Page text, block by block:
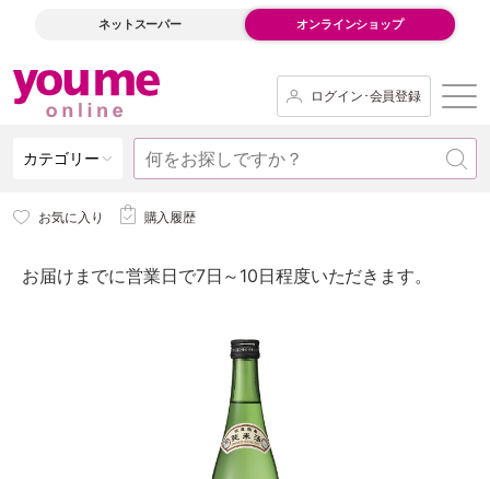
ネットスーパー オンラインショップ
ログイン･会員登録
カテゴリー
お気に入り 購入履歴
お届けまでに営業日で7日～10日程度いただきます。